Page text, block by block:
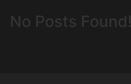
No Posts Found!